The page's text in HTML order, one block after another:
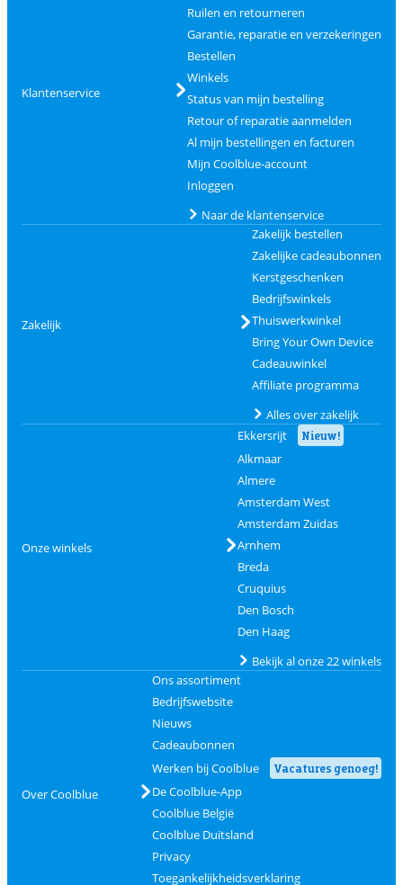
Klantenservice
Ruilen en retourneren
Garantie, reparatie en verzekeringen
Bestellen
Winkels
Status van mijn bestelling
Retour of reparatie aanmelden
Al mijn bestellingen en facturen
Mijn Coolblue-account
Inloggen
Naar de klantenservice
Zakelijk
Zakelijk bestellen
Zakelijke cadeaubonnen
Kerstgeschenken
Bedrijfswinkels
Thuiswerkwinkel
Bring Your Own Device
Cadeauwinkel
Affiliate programma
Alles over zakelijk
Onze winkels
Ekkersrijt Nieuw!
Alkmaar
Almere
Amsterdam West
Amsterdam Zuidas
Arnhem
Breda
Cruquius
Den Bosch
Den Haag
Bekijk al onze 22 winkels
Over Coolblue
Ons assortiment
Bedrijfswebsite
Nieuws
Cadeaubonnen
Werken bij Coolblue
Vacatures genoeg!
De Coolblue-App
Coolblue België
Coolblue Duitsland
Privacy
Toegankelijkheidsverklaring